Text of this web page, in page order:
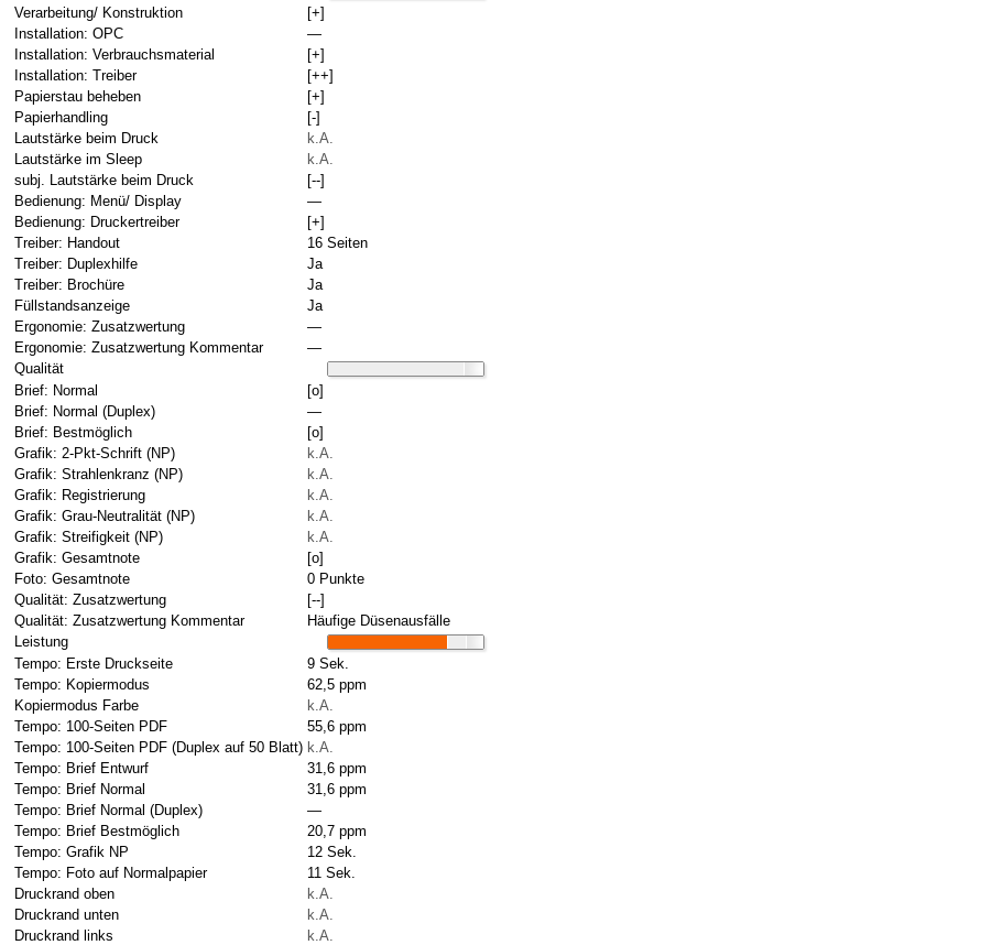
Verarbeitung/ Konstruktion
[+]
Installation: OPC
—
Installation: Verbrauchsmaterial
[+]
Installation: Treiber
[++]
Papierstau beheben
[+]
Papierhandling
[-]
Lautstärke beim Druck
k.A.
Lautstärke im Sleep
k.A.
subj. Lautstärke beim Druck
[--]
Bedienung: Menü/ Display
—
Bedienung: Druckertreiber
[+]
Treiber: Handout
16 Seiten
Treiber: Duplexhilfe
Ja
Treiber: Brochüre
Ja
Füllstandsanzeige
Ja
Ergonomie: Zusatzwertung
—
Ergonomie: Zusatzwertung Kommentar
—
Qualität
Brief: Normal
[o]
Brief: Normal (Duplex)
—
Brief: Bestmöglich
[o]
Grafik: 2-Pkt-Schrift (NP)
k.A.
Grafik: Strahlenkranz (NP)
k.A.
Grafik: Registrierung
k.A.
Grafik: Grau-Neutralität (NP)
k.A.
Grafik: Streifigkeit (NP)
k.A.
Grafik: Gesamtnote
[o]
Foto: Gesamtnote
0 Punkte
Qualität: Zusatzwertung
[--]
Qualität: Zusatzwertung Kommentar
Häufige Düsenausfälle
Leistung
Tempo: Erste Druckseite
9 Sek.
Tempo: Kopiermodus
62,5 ppm
Kopiermodus Farbe
k.A.
Tempo: 100-Seiten PDF
55,6 ppm
Tempo: 100-Seiten PDF (Duplex auf 50 Blatt) k.A.
Tempo: Brief Entwurf
31,6 ppm
Tempo: Brief Normal
31,6 ppm
Tempo: Brief Normal (Duplex)
—
Tempo: Brief Bestmöglich
20,7 ppm
Tempo: Grafik NP
12 Sek.
Tempo: Foto auf Normalpapier
11 Sek.
Druckrand oben
k.A.
Druckrand unten
k.A.
Druckrand links
k.A.